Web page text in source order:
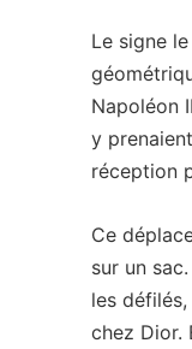
Le signe
Napoléon
y
réception
Ce
sur un
les
chez Dior.